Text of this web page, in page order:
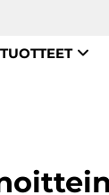
TUOTTEET